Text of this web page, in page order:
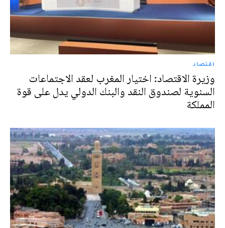
اقتصاد
وزيرة الاقتصاد: اختيار المغرب لعقد الاجتماعات
السنوية لصندوق النقد والبنك الدولي يدل على قوة
المملكة